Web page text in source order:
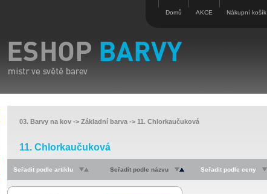
Domů AKCE Nákupní košík
03. Barvy na kov -> Základní barva -> 11. Chlorkaučuková
11. Chlorkaučuková
Seřadit podle artiklu Seřadit podle názvu Seřadit podle ceny